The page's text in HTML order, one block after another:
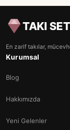
TAKI
En zarif takılar,
Kurumsal
Blog
Hakkımızda
Yeni Gelenler